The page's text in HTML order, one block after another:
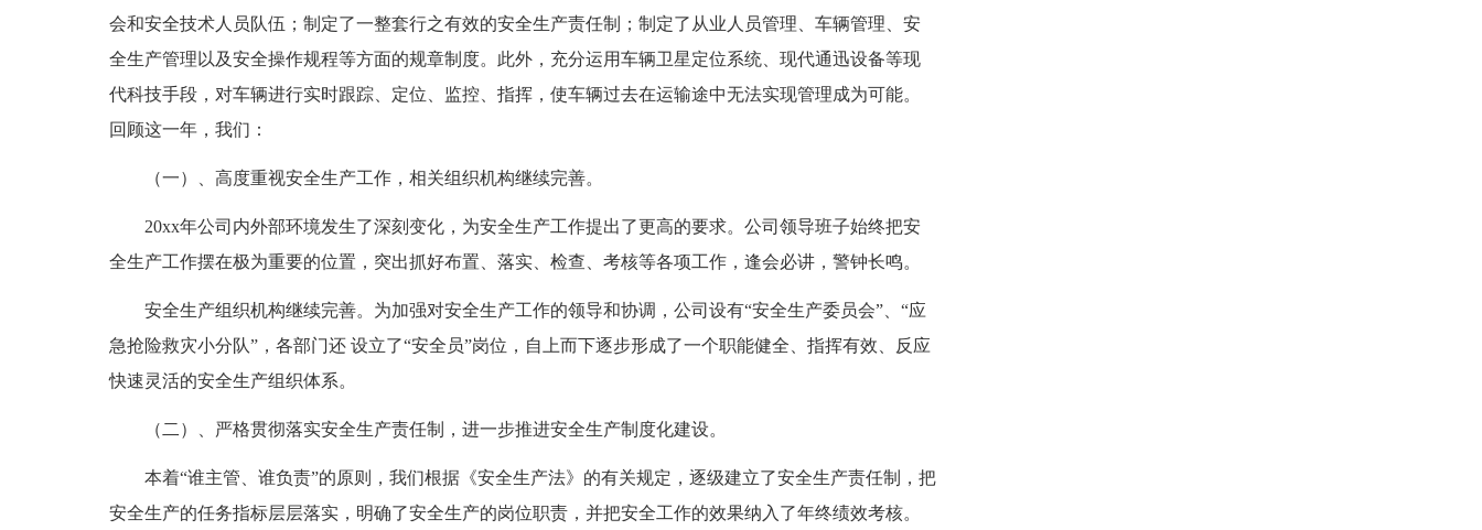
会和安全技术人员队伍；制定了一整套行之有效的安全生产责任制；制定了从业人员管理、车辆管理、安
全生产管理以及安全操作规程等方面的规章制度。此外，充分运用车辆卫星定位系统、现代通迅设备等现
代科技手段，对车辆进行实时跟踪、定位、监控、指挥，使车辆过去在运输途中无法实现管理成为可能。
回顾这一年，我们：
（一）、高度重视安全生产工作，相关组织机构继续完善。
20xx年公司内外部环境发生了深刻变化，为安全生产工作提出了更高的要求。公司领导班子始终把安
全生产工作摆在极为重要的位置，突出抓好布置、落实、检查、考核等各项工作，逢会必讲，警钟长鸣。
安全生产组织机构继续完善。为加强对安全生产工作的领导和协调，公司设有“安全生产委员会”、“应
急抢险救灾小分队”，各部门还 设立了“安全员”岗位，自上而下逐步形成了一个职能健全、指挥有效、反应
快速灵活的安全生产组织体系。
（二）、严格贯彻落实安全生产责任制，进一步推进安全生产制度化建设。
本着“谁主管、谁负责”的原则，我们根据《安全生产法》的有关规定，逐级建立了安全生产责任制，把
安全生产的任务指标层层落实，明确了安全生产的岗位职责，并把安全工作的效果纳入了年终绩效考核。